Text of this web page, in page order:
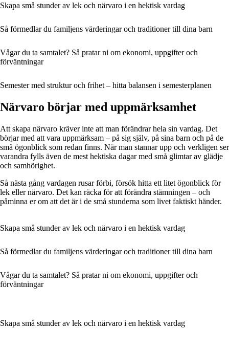
Skapa små stunder av lek och närvaro i en hektisk vardag
Så förmedlar du familjens värderingar och traditioner till dina barn
Vågar du ta samtalet? Så pratar ni om ekonomi, uppgifter och
förväntningar
Semester med struktur och frihet – hitta balansen i semesterplanen
Närvaro börjar med uppmärksamhet
Att skapa närvaro kräver inte att man förändrar hela sin vardag. Det
börjar med att vara uppmärksam – på sig själv, på sina barn och på de
små ögonblick som redan finns. När man stannar upp och verkligen ser
varandra fylls även de mest hektiska dagar med små glimtar av glädje
och samhörighet.
Så nästa gång vardagen rusar förbi, försök hitta ett litet ögonblick för
lek eller närvaro. Det kan räcka för att förändra stämningen – och
påminna er om att det är i de små stunderna som livet faktiskt händer.
Skapa små stunder av lek och närvaro i en hektisk vardag
Så förmedlar du familjens värderingar och traditioner till dina barn
Vågar du ta samtalet? Så pratar ni om ekonomi, uppgifter och
förväntningar
Skapa små stunder av lek och närvaro i en hektisk vardag